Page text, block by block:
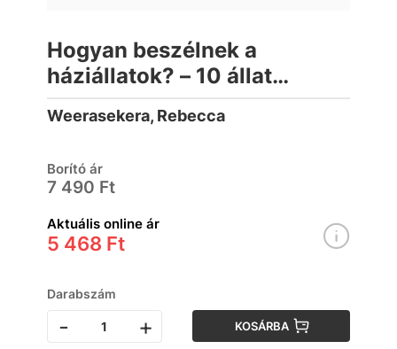
Hogyan beszélnek a
háziállatok? – 10 állat
hangjával (lapozó)
Weerasekera, Rebecca
Borító ár
7 490 Ft
Aktuális online ár
5 468 Ft
Darabszám
- + KOSÁRBA